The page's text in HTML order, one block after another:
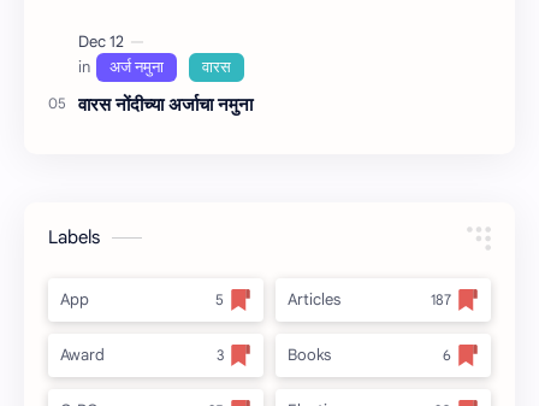
वारस नोंदीच्‍या अर्जाचा नमुना
Labels
App Articles
Award Books